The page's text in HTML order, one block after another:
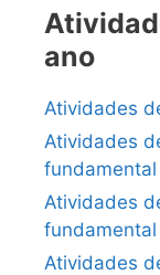
ano
Atividades
Atividades
fundamental
Atividades
fundamental
Atividades